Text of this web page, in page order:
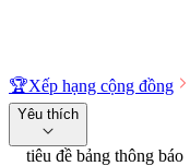
🏆Xếp hạng cộng đồng
Yêu thích
tiêu đề bảng thông báo